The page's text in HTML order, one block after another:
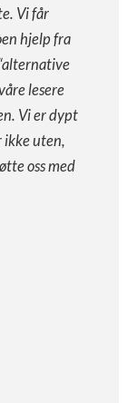
Vi får
hjelp fra
lesere
Vi er dypt
ikke uten,
oss med